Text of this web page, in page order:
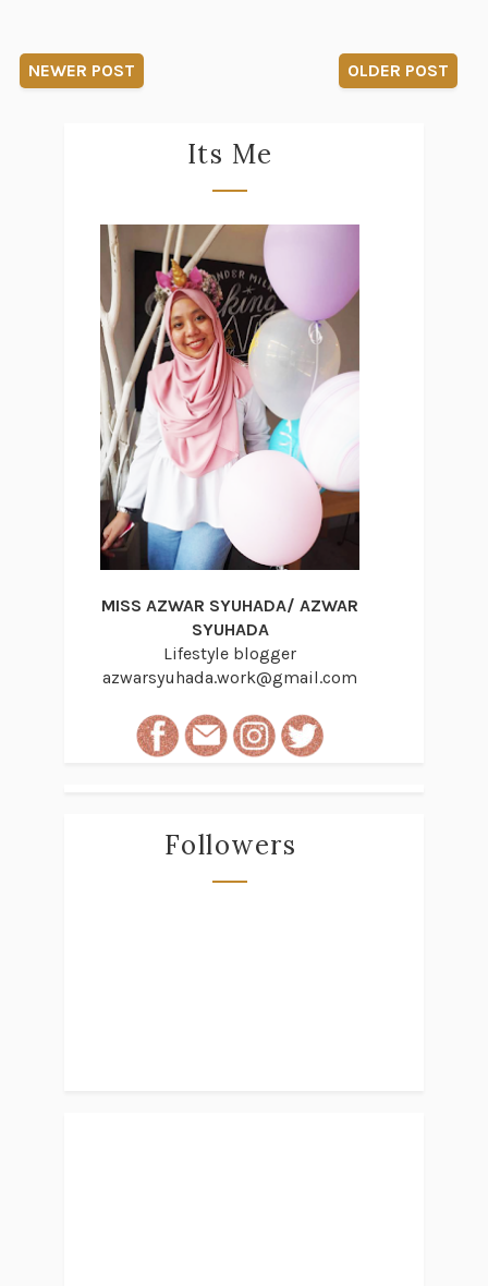
NEWER POST OLDER POST
Its Me
MISS AZWAR SYUHADA/ AZWAR
SYUHADA
Lifestyle blogger
azwarsyuhada.work@gmail.com
Followers